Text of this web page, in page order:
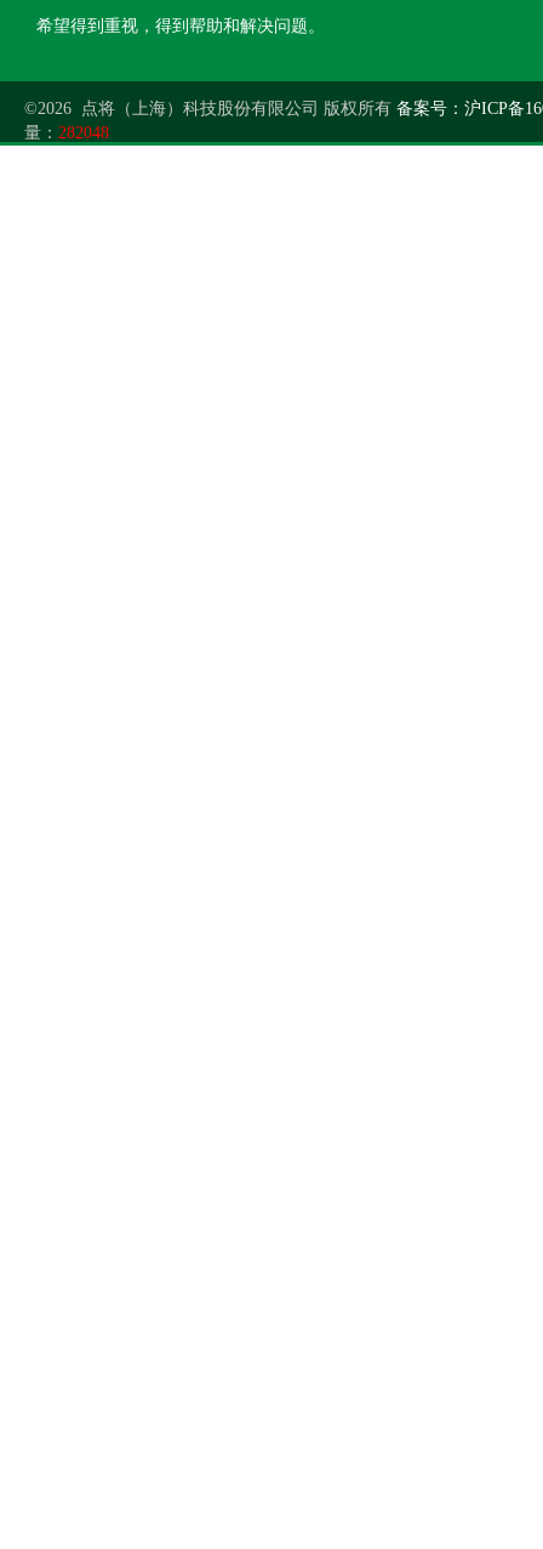
希望得到重视，得到帮助和解决问题。
©2026 点将（上海）科技股份有限公司 版权所有 备案号：沪ICP备
量： 282048